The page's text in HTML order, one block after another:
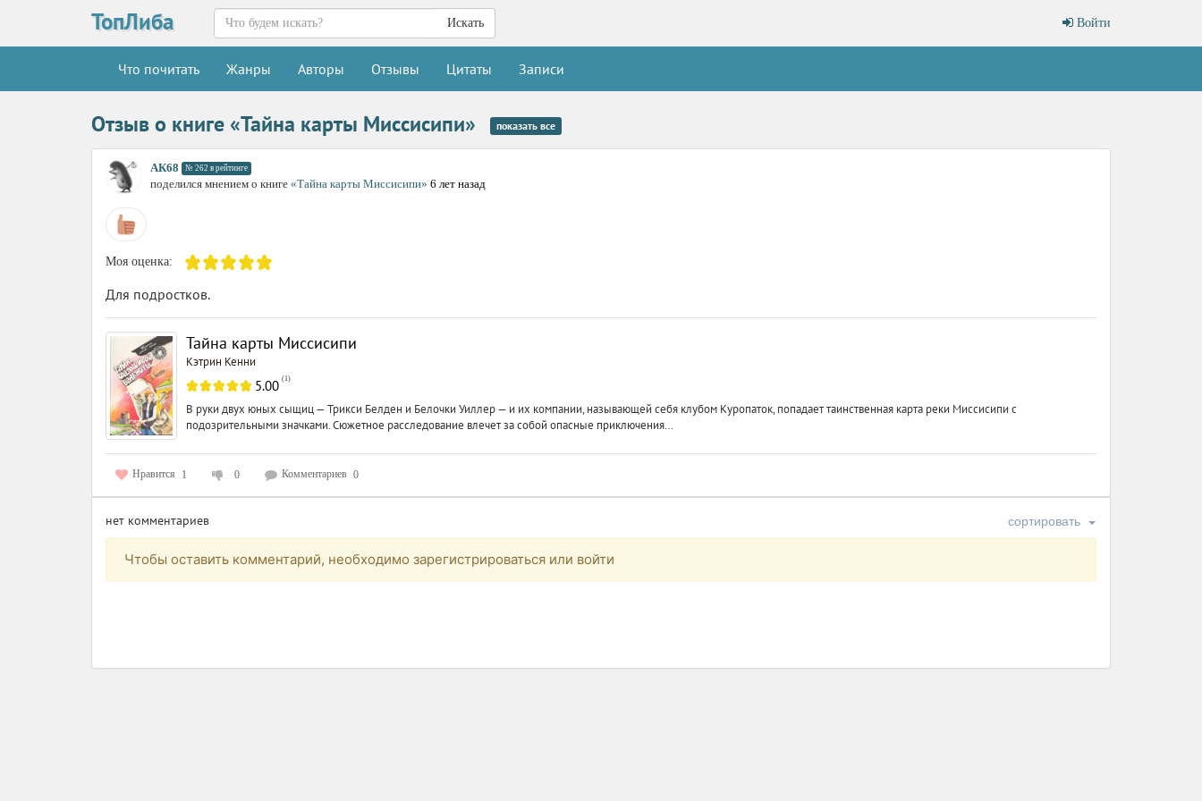
ТопЛиба Войти
Искать
Что почитать Жанры Авторы Отзывы Цитаты Записи
Отзыв о книге «Тайна карты Миссисипи» показать все
АК68 № 262 в рейтинге
поделился мнением о книге «Тайна карты Миссисипи» 6 лет назад
Моя оценка:
Для подростков.
Тайна карты Миссисипи
Кэтрин Кенни
5.00 (1)
В руки двух юных сыщиц — Трикси Белден и Белочки Уиллер — и их компании, называющей себя клубом Куропаток, попадает таинственная карта реки Миссисипи с
подозрительными значками. Сюжетное расследование влечет за собой опасные приключения…
Нравится 1 0 Комментариев 0